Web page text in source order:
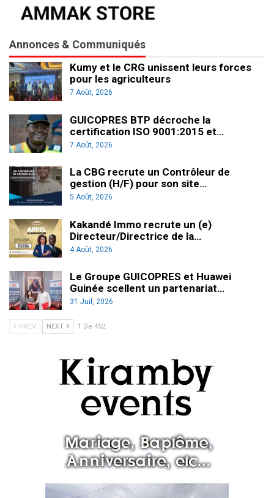
Annonces & Communiqués
Kumy et le CRG unissent leurs forces
pour les agriculteurs
7 Août, 2026
GUICOPRES BTP décroche la
certification ISO 9001:2015 et…
7 Août, 2026
La CBG recrute un Contrôleur de
gestion (H/F) pour son site…
5 Août, 2026
Kakandé Immo recrute un (e)
Directeur/Directrice de la…
4 Août, 2026
Le Groupe GUICOPRES et Huawei
Guinée scellent un partenariat…
31 Juil, 2026
PREV NEXT 1 De 452